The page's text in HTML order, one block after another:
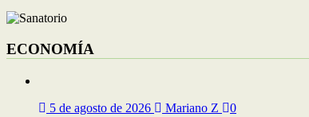
ECONOMÍA
5 de agosto de 2026 Mariano Z 0